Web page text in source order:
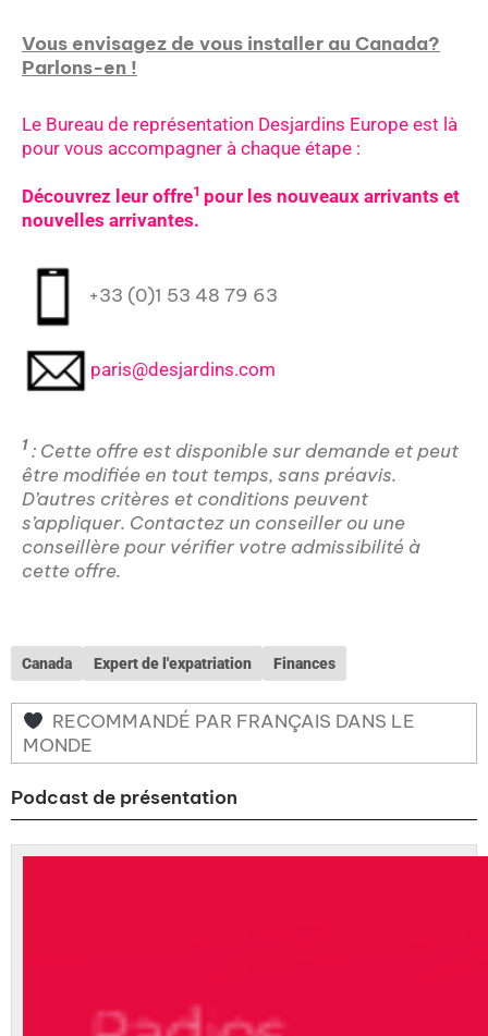
Vous envisagez de vous installer au Canada?
Parlons-en !
Le Bureau de représentation Desjardins Europe est là
pour vous accompagner à chaque étape :
Découvrez leur offre1 pour les nouveaux arrivants et
nouvelles arrivantes.
+33 (0)1 53 48 79 63
paris@desjardins.com
1 : Cette offre est disponible sur demande et peut
être modifiée en tout temps, sans préavis.
D’autres critères et conditions peuvent
s’appliquer. Contactez un conseiller ou une
conseillère pour vérifier votre admissibilité à
cette offre.
Canada Expert de l'expatriation Finances
RECOMMANDÉ PAR FRANÇAIS DANS LE
MONDE
Podcast de présentation